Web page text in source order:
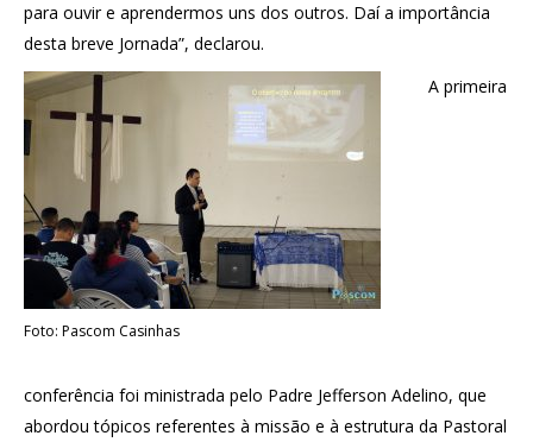
para ouvir e aprendermos uns dos outros. Daí a importância
desta breve Jornada”, declarou.
Foto: Pascom Casinhas
A primeira
conferência foi ministrada pelo Padre Jefferson Adelino, que
abordou tópicos referentes à missão e à estrutura da Pastoral